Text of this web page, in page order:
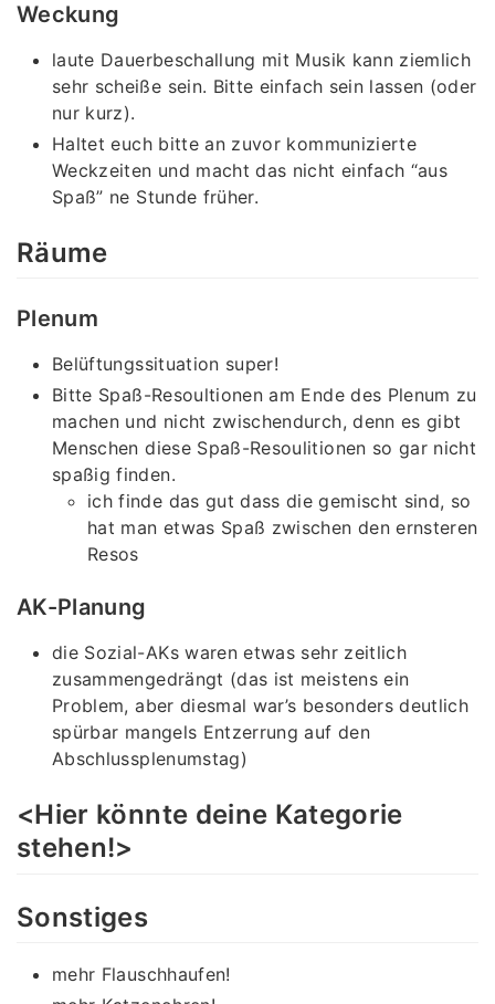
Weckung
laute Dauerbeschallung mit Musik kann ziemlich
sehr scheiße sein. Bitte einfach sein lassen (oder
nur kurz).
Haltet euch bitte an zuvor kommunizierte
Weckzeiten und macht das nicht einfach “aus
Spaß” ne Stunde früher.
Räume
Plenum
Belüftungssituation super!
Bitte Spaß-Resoultionen am Ende des Plenum zu
machen und nicht zwischendurch, denn es gibt
Menschen diese Spaß-Resoulitionen so gar nicht
spaßig finden.
ich finde das gut dass die gemischt sind, so
hat man etwas Spaß zwischen den ernsteren
Resos
AK-Planung
die Sozial-AKs waren etwas sehr zeitlich
zusammengedrängt (das ist meistens ein
Problem, aber diesmal war’s besonders deutlich
spürbar mangels Entzerrung auf den
Abschlussplenumstag)
<Hier könnte deine Kategorie
stehen!>
Sonstiges
mehr Flauschhaufen!